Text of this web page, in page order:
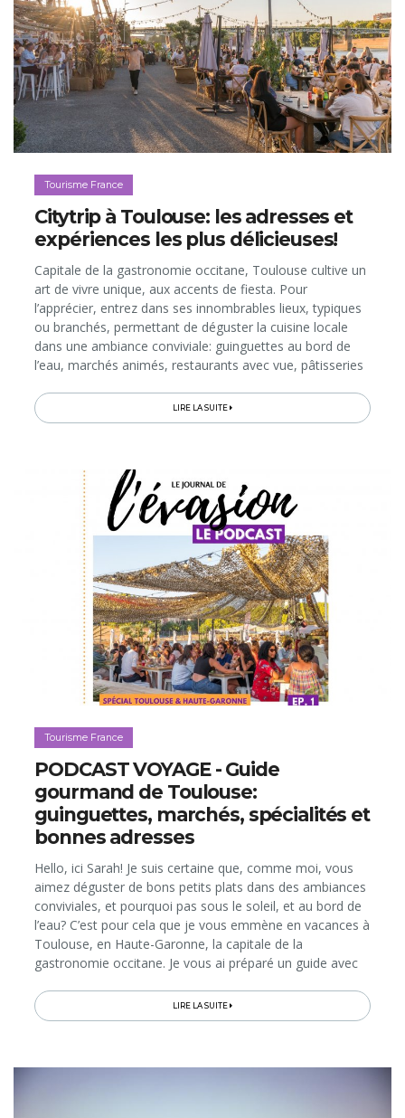
Tourisme France
Citytrip à Toulouse: les adresses et
expériences les plus délicieuses!
Capitale de la gastronomie occitane, Toulouse cultive un
art de vivre unique, aux accents de fiesta. Pour
l’apprécier, entrez dans ses innombrables lieux, typiques
ou branchés, permettant de déguster la cuisine locale
dans une ambiance conviviale: guinguettes au bord de
l’eau, marchés animés, restaurants avec vue, pâtisseries
Lisez ce guide...
LIRE LA SUITE
Tourisme France
PODCAST VOYAGE - Guide
gourmand de Toulouse:
guinguettes, marchés, spécialités et
bonnes adresses
Hello, ici Sarah! Je suis certaine que, comme moi, vous
aimez déguster de bons petits plats dans des ambiances
conviviales, et pourquoi pas sous le soleil, et au bord de
l’eau? C’est pour cela que je vous emmène en vacances à
Toulouse, en Haute-Garonne, la capitale de la
gastronomie occitane. Je vous ai préparé un guide avec
gourmands...
LIRE LA SUITE